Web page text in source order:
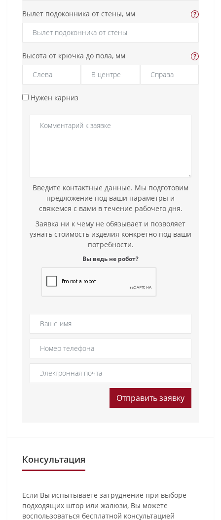
Вылет подоконника от стены, мм
Высота от крючка до пола, мм
Нужен карниз
Введите контактные данные. Мы подготовим
предложение под ваши параметры и
свяжемся с вами в течение рабочего дня.
Заявка ни к чему не обязывает и позволяет
узнать стоимость изделия конкретно под ваши
потребности.
Вы ведь не робот?
Отправить заявку
Консультация
Если Вы испытываете затруднение при выборе
подходящих штор или жалюзи, Вы можете
воспользоваться бесплатной консультацией